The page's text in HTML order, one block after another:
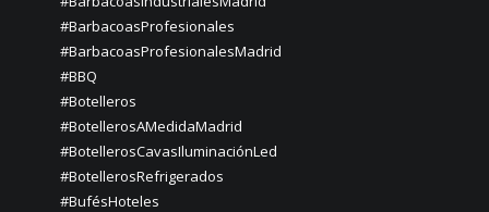
#BarbacoasProfesionales
#BarbacoasProfesionalesMadrid
#BBQ
#Botelleros
#BotellerosAMedidaMadrid
#BotellerosCavasIluminaciónLed
#BotellerosRefrigerados
#BufésHoteles